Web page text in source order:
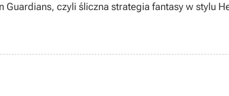
Guardians, czyli śliczna strategia fantasy w stylu